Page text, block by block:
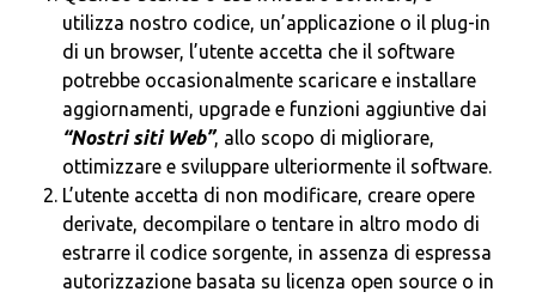
utilizza nostro codice, un’applicazione o il plug-in
di un browser, l’utente accetta che il software
potrebbe occasionalmente scaricare e installare
aggiornamenti, upgrade e funzioni aggiuntive dai
“Nostri siti Web”, allo scopo di migliorare,
ottimizzare e sviluppare ulteriormente il software.
L’utente accetta di non modificare, creare opere
derivate, decompilare o tentare in altro modo di
estrarre il codice sorgente, in assenza di espressa
autorizzazione basata su licenza open source o in